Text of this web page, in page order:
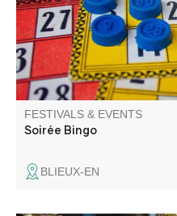
FESTIVALS & EVENTS
Soirée Bingo
BLIEUX-EN